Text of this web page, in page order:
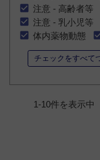
注意 - 高齢者等
注意 - 乳小児等
体内薬物動態
チェックをすべて
1-10件を表示中